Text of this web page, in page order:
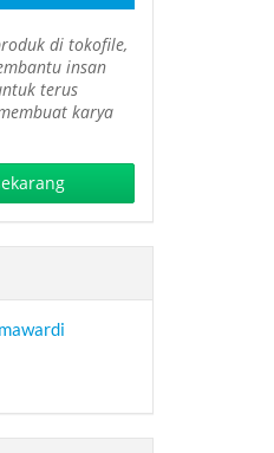
di tokofile,
insan
terus
karya